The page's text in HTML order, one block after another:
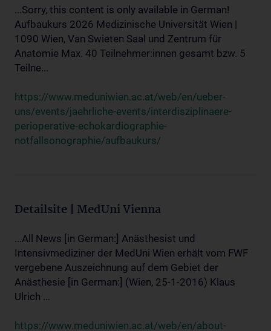
...Sorry, this content is only available in German!
Aufbaukurs 2026 Medizinische Universität Wien |
1090 Wien, Van Swieten Saal und Zentrum für
Anatomie Max. 40 Teilnehmer:innen gesamt bzw. 5
Teilne...
https://www.meduniwien.ac.at/web/en/ueber-
uns/events/jaehrliche-events/interdisziplinaere-
perioperative-echokardiographie-
notfallsonographie/aufbaukurs/
Detailsite | MedUni Vienna
...All News [in German:] Anästhesist und
Intensivmediziner der MedUni Wien erhält vom FWF
vergebene Auszeichnung auf dem Gebiet der
Anästhesie [in German:] (Wien, 25-1-2016) Klaus
Ulrich ...
https://www.meduniwien.ac.at/web/en/about-